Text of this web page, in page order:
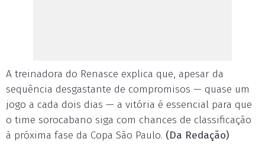
A treinadora do Renasce explica que, apesar da
sequência desgastante de compromisos — quase um
jogo a cada dois dias — a vitória é essencial para que
o time sorocabano siga com chances de classificação
à próxima fase da Copa São Paulo. (Da Redação)